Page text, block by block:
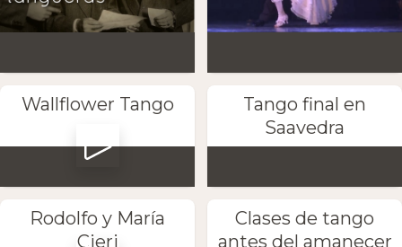
Wallflower Tango
Tango final en
Saavedra
Rodolfo y María
Cieri
Clases de tango
antes del amanecer